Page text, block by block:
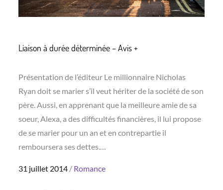
Liaison à durée déterminée – Avis +
Présentation de l’éditeur Le millionnaire Nicholas
Ryan doit se marier s’il veut hériter de la société de son
père. Aussi, en apprenant que la meilleure amie de sa
soeur, Alexa, a des difficultés financières, il lui propose
de se marier pour un an et en contrepartie il
remboursera ses dettes.…
Posted
31 juillet 2014 Romance